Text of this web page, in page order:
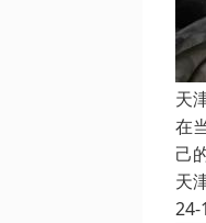
天
在
己
天
24-